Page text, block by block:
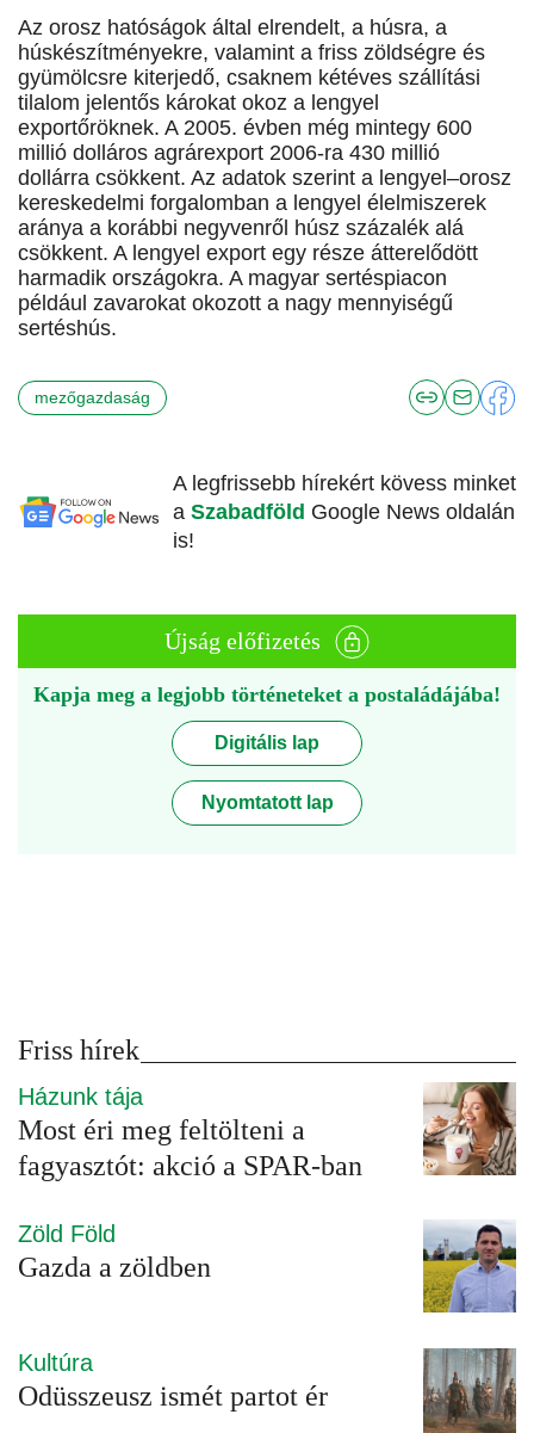
Az orosz hatóságok által elrendelt, a húsra, a
húskészítményekre, valamint a friss zöldségre és
gyümölcsre kiterjedő, csaknem kétéves szállítási
tilalom jelentős károkat okoz a lengyel
exportőröknek. A 2005. évben még mintegy 600
millió dolláros agrárexport 2006-ra 430 millió
dollárra csökkent. Az adatok szerint a lengyel–orosz
kereskedelmi forgalomban a lengyel élelmiszerek
aránya a korábbi negyvenről húsz százalék alá
csökkent. A lengyel export egy része átterelődött
harmadik országokra. A magyar sertéspiacon
például zavarokat okozott a nagy mennyiségű
sertéshús.
mezőgazdaság
A legfrissebb hírekért kövess minket
a Szabadföld Google News oldalán
is!
Újság előfizetés
Kapja meg a legjobb történeteket a postaládájába!
Digitális lap
Nyomtatott lap
Friss hírek
Házunk tája
Most éri meg feltölteni a
fagyasztót: akció a SPAR-ban
Zöld Föld
Gazda a zöldben
Kultúra
Odüsszeusz ismét partot ér